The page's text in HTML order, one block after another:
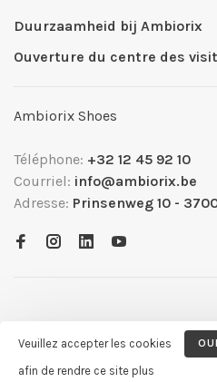
Duurzaamheid bij Ambiorix
Ouverture du centre des
Ambiorix Shoes
Téléphone: +32 12 45 92 10
Courriel: info@ambiorix.be
Adresse: Prinsenweg 10 -
Veuillez accepter les cookies
afin de rendre ce site plus
OUI